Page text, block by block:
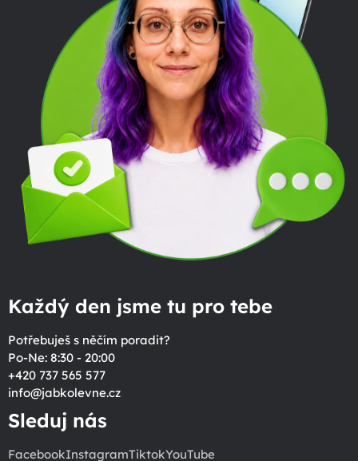
Každý den jsme tu pro tebe
Potřebuješ s něčím poradit?
Po-Ne: 8:30 - 20:00
+420 737 565 577
info@jabkolevne.cz
Sleduj nás
FacebookInstagramTiktokYouTube